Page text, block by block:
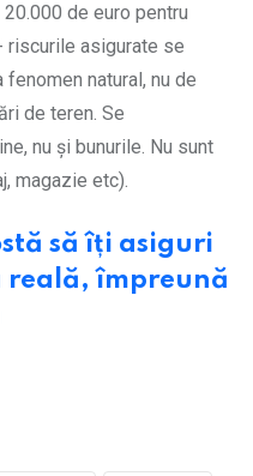
de euro pentru
riscurile asigurate se
natural, nu de
de teren. Se
nu și bunurile. Nu sunt
magazie etc).
să îți asiguri
reală, împreună